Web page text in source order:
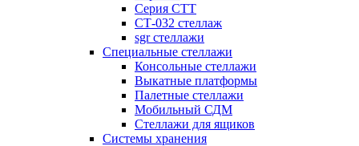
Серия СТТ
СТ-032 стеллаж
sgr стеллажи
Специальные стеллажи
Консольные стеллажи
Выкатные платформы
Палетные стеллажи
Мобильный СДМ
Стеллажи для ящиков
Системы хранения